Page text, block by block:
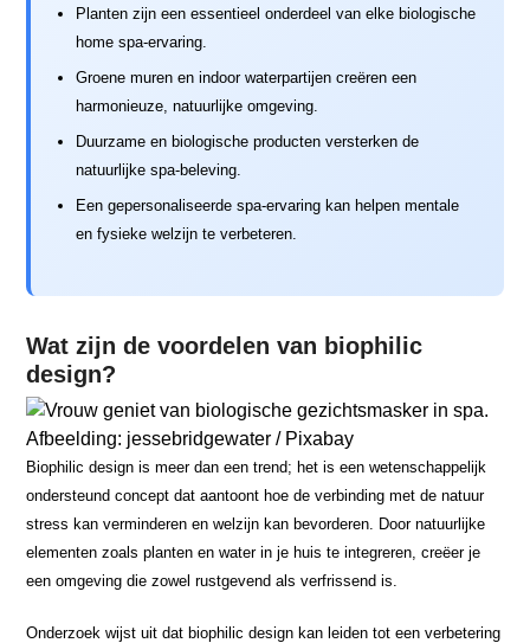
Planten zijn een essentieel onderdeel van elke biologische
home spa-ervaring.
Groene muren en indoor waterpartijen creëren een
harmonieuze, natuurlijke omgeving.
Duurzame en biologische producten versterken de
natuurlijke spa-beleving.
Een gepersonaliseerde spa-ervaring kan helpen mentale
en fysieke welzijn te verbeteren.
Wat zijn de voordelen van biophilic
design?
Afbeelding: jessebridgewater / Pixabay
Biophilic design is meer dan een trend; het is een wetenschappelijk
ondersteund concept dat aantoont hoe de verbinding met de natuur
stress kan verminderen en welzijn kan bevorderen. Door natuurlijke
elementen zoals planten en water in je huis te integreren, creëer je
een omgeving die zowel rustgevend als verfrissend is.
Onderzoek wijst uit dat biophilic design kan leiden tot een verbetering